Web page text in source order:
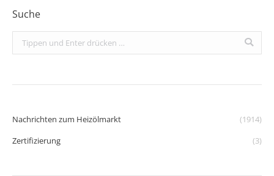
Suche
Search:
Nachrichten zum Heizölmarkt
(1914)
Zertifizierung
(3)